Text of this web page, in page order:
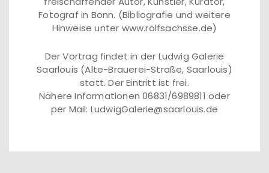
Fotograf in Bonn. (Bibliografie und weitere
Hinweise unter www.rolfsachsse.de)
Der Vortrag findet in der Ludwig Galerie
Saarlouis (Alte-Brauerei-Straße, Saarlouis)
statt. Der Eintritt ist frei.
Nähere Informationen 06831/6989811 oder
per Mail: LudwigGalerie@saarlouis.de